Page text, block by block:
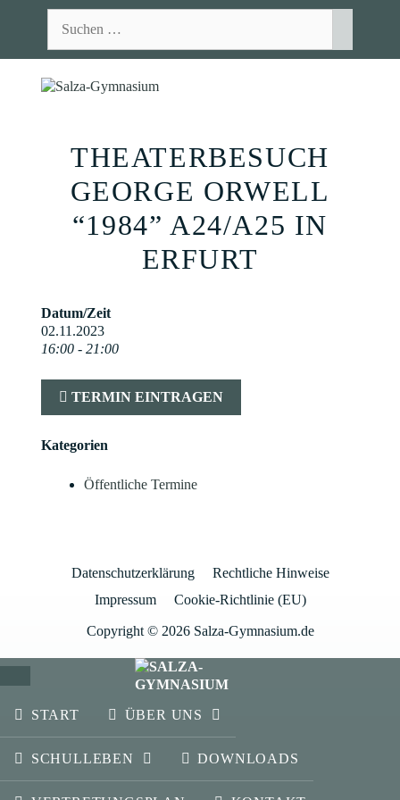
nach:
THEATERBESUCH
GEORGE ORWELL
“1984” A24/A25 IN
ERFURT
Datum/Zeit
02.11.2023
16:00 - 21:00
TERMIN EINTRAGEN
Kategorien
Öffentliche Termine
Datenschutzerklärung
Rechtliche Hinweise
Impressum
Cookie-Richtlinie (EU)
Copyright © 2026 Salza-Gymnasium.de
SCHLIESSEN
START
ÜBER UNS
SCHULLEBEN DOWNLOADS